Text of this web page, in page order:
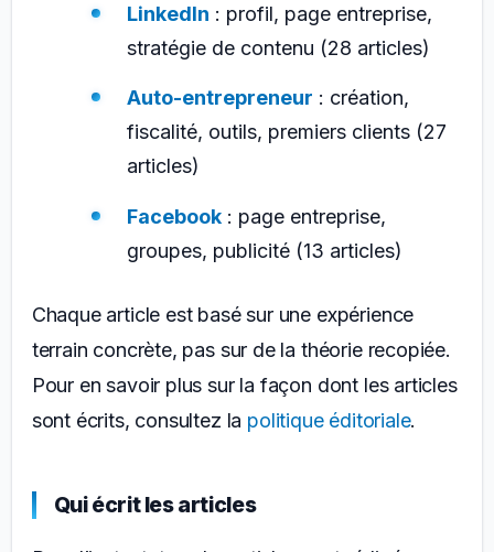
LinkedIn : profil, page entreprise,
stratégie de contenu (28 articles)
Auto-entrepreneur : création,
fiscalité, outils, premiers clients (27
articles)
Facebook : page entreprise,
groupes, publicité (13 articles)
Chaque article est basé sur une expérience
terrain concrète, pas sur de la théorie recopiée.
Pour en savoir plus sur la façon dont les articles
sont écrits, consultez la politique éditoriale.
Qui écrit les articles